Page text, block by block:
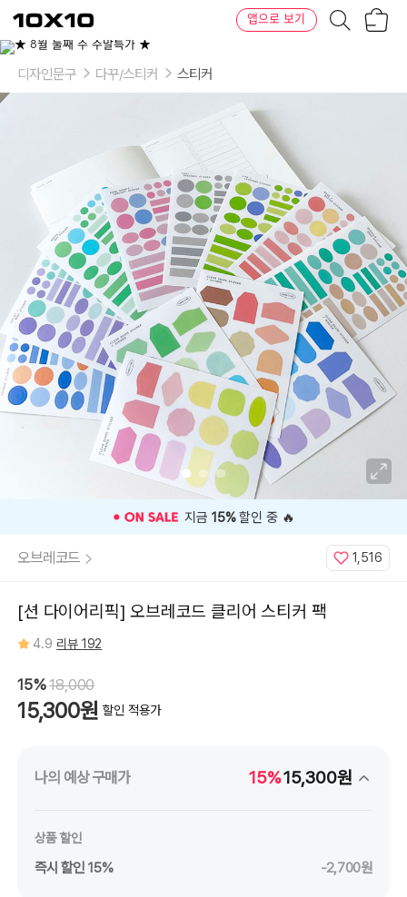
텐
바
텐
앱으로 보기
디자인문구 다꾸/스티커 스티커
지금15%할인 중 🔥
오브레코드 1,516
[션 다이어리픽] 오브레코드 클리어 스티커 팩
4.9 리뷰 192
15%18,000
15,300원 할인 적용가
나의 예상 구매가 15%15,300원
상품 할인
즉시 할인 15% -2,700원